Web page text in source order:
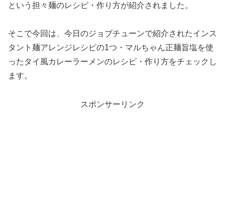
という担々麺のレシピ・作り方が紹介されました。
そこで今回は、今日のジョブチューンで紹介されたインス
タント麺アレンジレシピの1つ・マルちゃん正麺旨塩を使
ったタイ風カレーラーメンのレシピ・作り方をチェックし
ます。
スポンサーリンク